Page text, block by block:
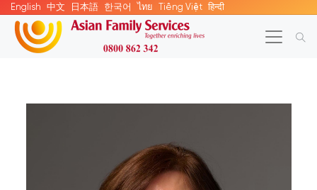
English 中文 日本語 한국어 ไทย Tiếng Việt हिन्दी